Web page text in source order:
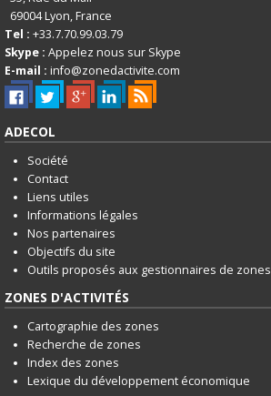
69004Lyon, France
Tel : +33.7.70.99.03.79
Skype : Appelez nous sur Skype
E-mail : info@zonedactivite.com
ADECOL
Société
Contact
Liens utiles
Informations légales
Nos partenaires
Objectifs du site
Outils proposés aux gestionnaires de zones
ZONES D'ACTIVITÉS
Cartographie des zones
Recherche de zones
Index des zones
Lexique du développement économique